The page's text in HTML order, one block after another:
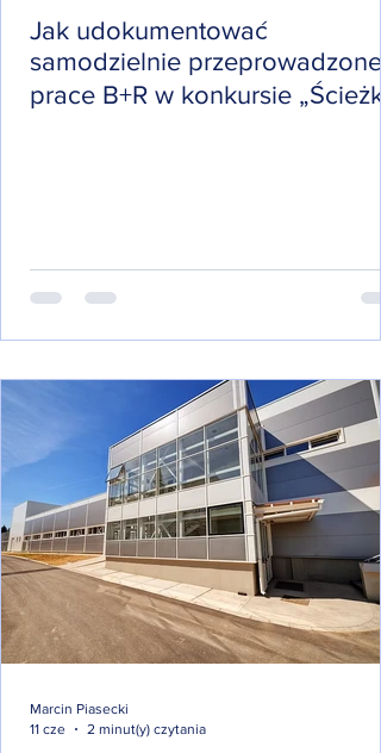
Jak udokumentować
samodzielnie przeprowadzone
prace B+R w konkursie
Marcin Piasecki
11 cze
2 minut(y) czytania